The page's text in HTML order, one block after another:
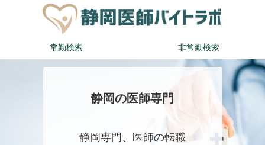
常勤検索 非常勤検索
静岡の医師専門
静岡専門、医師の転職